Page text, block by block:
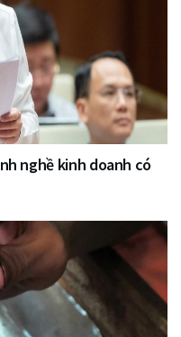
nghề kinh doanh có